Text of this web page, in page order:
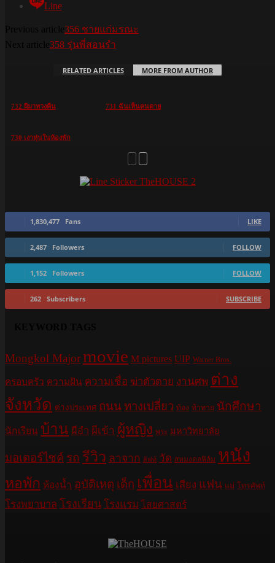
Line
356 ชายแก่มรณะ
358 รุ่นพี่สอนรำ
RELATED ARTICLES MORE FROM AUTHOR
732 ผีมาทวงคืน 731 ฉันเห็นคนตาย
730 เงาหุ่นในห้องพัก
1,830,477 Fans LIKE
2,487 Followers FOLLOW
1,152 Followers FOLLOW
262 Subscribers SUBSCRIBE
Mongkol Majormovie M pictures UIP Warner Bros.
ครอบครัว ความฝัน ความเชื่อ ฆ่าตัวตาย งานศพ ต่าง
จังหวัด ต่างประเทศ ถนนทางเปลี่ยว ท้อง ท้าทาย นักศึกษา
นักเรียน บ้าน ผีอำ ผีเข้า ผู้หญิง พระ มหาวิทยาลัย
มอเตอร์ไซค์ รถ รีวิว ลาจาก ลิฟท์ วัด สหมงคลฟิล์ม หนัง
หอพัก ห้องน้ำ อุบัติเหตุ เด็ก เพื่อน เสียง แฟน แม่ โทรศัพท์
โรงพยาบาล โรงเรียน โรงแรม ไสยศาสตร์